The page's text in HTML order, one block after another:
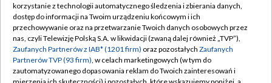
TVP
Abonament TVP
Sklep TVP
Biuro Reklamy
Regulamin TVP
Polityka prywatności
Moje zgody
korzystanie z technologii automatycznego śledzenia i zbierania danych,
dostęp do informacji na Twoim urządzeniu końcowym i ich
przechowywanie oraz na przetwarzanie Twoich danych osobowych przez
nas, czyli Telewizję Polską S.A. w likwidacji (zwaną dalej również „TVP”),
Zaufanych Partnerów z IAB* (1201 firm) oraz pozostałych Zaufanych
Partnerów TVP (93 firm), w celach marketingowych (w tym do
zautomatyzowanego dopasowania reklam do Twoich zainteresowań i